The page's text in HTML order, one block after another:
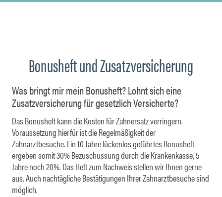
Bonusheft und Zusatzversicherung
Was bringt mir mein Bonusheft? Lohnt sich eine
Zusatzversicherung für gesetzlich Versicherte?
Das Bonusheft kann die Kosten für Zahnersatz verringern.
Voraussetzung hierfür ist die Regelmäßigkeit der
Zahnarztbesuche. Ein 10 Jahre lückenlos geführtes Bonusheft
ergeben somit 30% Bezuschussung durch die Krankenkasse, 5
Jahre noch 20%. Das Heft zum Nachweis stellen wir Ihnen gerne
aus. Auch nachtägliche Bestätigungen Ihrer Zahnarztbesuche sind
möglich.